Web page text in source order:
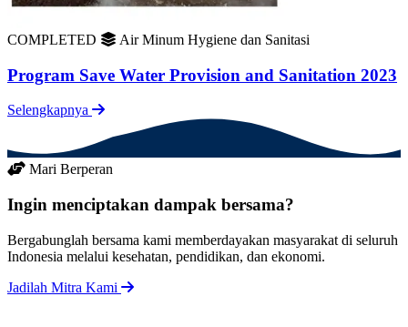
COMPLETED Air Minum Hygiene dan Sanitasi
Program Save Water Provision and Sanitation 2023
Selengkapnya
Mari Berperan
Ingin menciptakan dampak bersama?
Bergabunglah bersama kami memberdayakan masyarakat di seluruh
Indonesia melalui kesehatan, pendidikan, dan ekonomi.
Jadilah Mitra Kami